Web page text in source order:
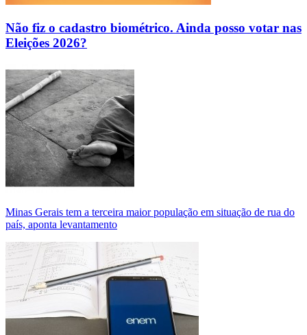
Não fiz o cadastro biométrico. Ainda posso votar nas
Eleições 2026?
Minas Gerais tem a terceira maior população em situação de rua do
país, aponta levantamento